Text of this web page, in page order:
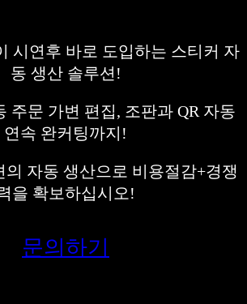
시연후 바로 도입하는 스티커 자
동 생산 솔루션!
주문 가변 편집, 조판과 QR 자동
연속 완커팅까지!
의 자동 생산으로 비용절감+경쟁
을 확보하십시오!
문의하기